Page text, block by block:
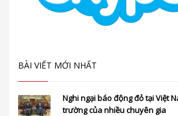
BÀI VIẾT MỚI NHẤT
Nghi ngại báo động đỏ tại Việt
trường của nhiều chuyên gia